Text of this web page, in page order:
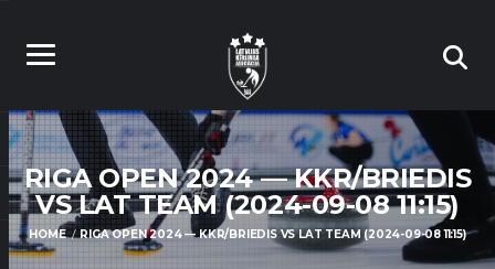
RIGA OPEN 2024 — KKR/BRIEDIS
VS LAT TEAM (2024-09-08 11:15)
HOME RIGA OPEN 2024 — KKR/BRIEDIS VS LAT TEAM (2024-09-08 11:15)